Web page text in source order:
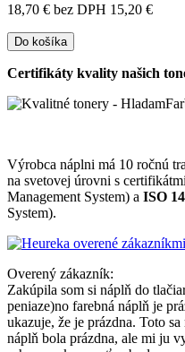
18,70 € bez DPH 15,20 €
Do košíka
Certifikáty kvality našich
Výrobca náplni má 10 ročnú
na svetovej úrovni s
Management System) a ISO
System).
Overený zákazník:
Zakúpila som si náplň do
peniaze)no farebná náplň je
ukazuje, že je prázdna. Toto
náplň bola prázdna, ale mi ju